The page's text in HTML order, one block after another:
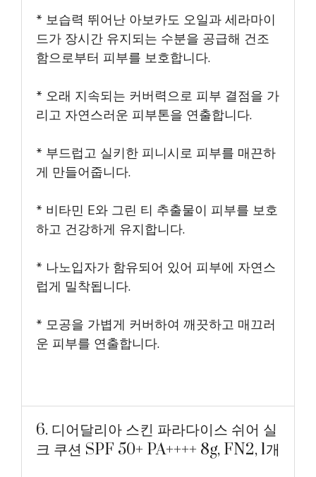
* 보습력 뛰어난 아보카도 오일과 세라마이
드가 장시간 유지되는 수분을 공급해 건조
함으로부터 피부를 보호합니다.
* 오래 지속되는 커버력으로 피부 결점을 가
리고 자연스러운 피부톤을 연출합니다.
* 부드럽고 실키한 피니시로 피부를 매끈하
게 만들어줍니다.
* 비타민 E와 그린 티 추출물이 피부를 보호
하고 건강하게 유지합니다.
* 나노입자가 함유되어 있어 피부에 자연스
럽게 밀착됩니다.
* 모공을 가볍게 커버하여 깨끗하고 매끄러
운 피부를 연출합니다.
6. 디어달리아 스킨 파라다이스 쉬어 실
크 쿠션 SPF 50+ PA++++ 8g, FN2, 1개